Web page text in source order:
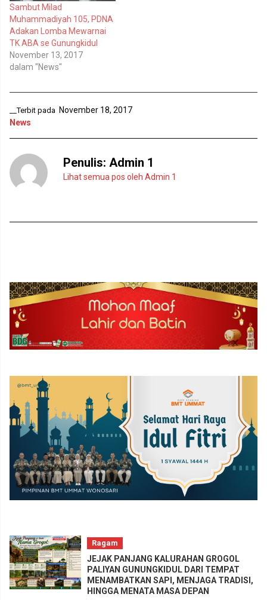
j
e
n
d
e
l
a
y
a
b
r
d
i
j
e
n
d
e
l
n
b
)
Sambut Milad
Muhammadiyah 105, PDNA
Adakan Lomba Mewarnai
TK ABA se Gunungkidul
November 13, 2017
dalam "News"
__Terbit pada November 18, 2017
News
Penulis: Admin 1
Lihat semua pos oleh Admin 1
Ragam
JEJAK PANJANG KALURAHAN GROGOL
PALIYAN GUNUNGKIDUL DARI TEMPAT
MENAMBATKAN SAPI, MENJAGA TRADISI,
HINGGA MENATA MASA DEPAN